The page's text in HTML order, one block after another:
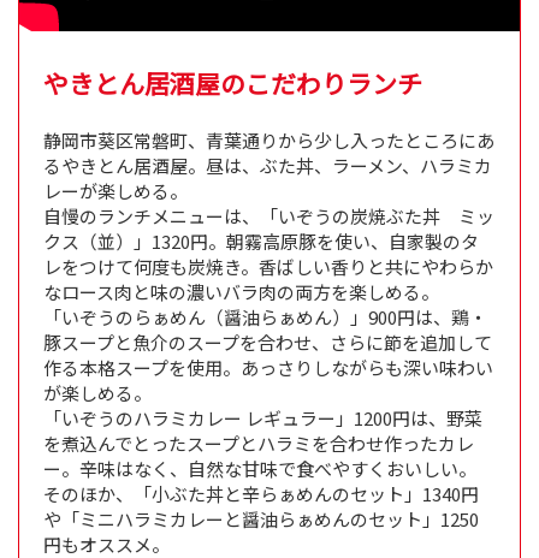
やきとん居酒屋のこだわりランチ
静岡市葵区常磐町、青葉通りから少し入ったところにあ
るやきとん居酒屋。昼は、ぶた丼、ラーメン、ハラミカ
レーが楽しめる。
自慢のランチメニューは、「いぞうの炭焼ぶた丼 ミッ
クス（並）」1320円。朝霧高原豚を使い、自家製のタ
レをつけて何度も炭焼き。香ばしい香りと共にやわらか
なロース肉と味の濃いバラ肉の両方を楽しめる。
「いぞうのらぁめん（醤油らぁめん）」900円は、鶏・
豚スープと魚介のスープを合わせ、さらに節を追加して
作る本格スープを使用。あっさりしながらも深い味わい
が楽しめる。
「いぞうのハラミカレー レギュラー」1200円は、野菜
を煮込んでとったスープとハラミを合わせ作ったカレ
ー。辛味はなく、自然な甘味で食べやすくおいしい。
そのほか、「小ぶた丼と辛らぁめんのセット」1340円
や「ミニハラミカレーと醤油らぁめんのセット」1250
円もオススメ。